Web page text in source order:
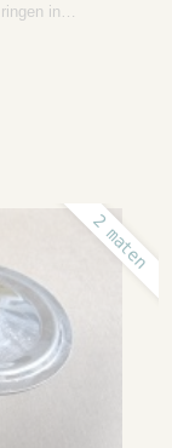
in…
2 maten